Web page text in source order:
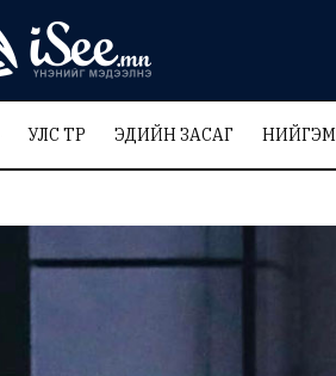
УЛС ТӨР ЭДИЙН ЗАСАГ НИЙГЭМ